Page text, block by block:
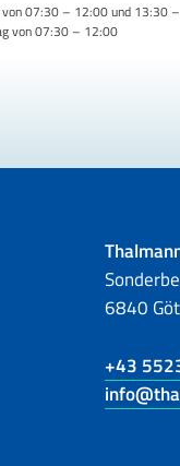
von 07:30 – 12:00 und 13:30
von 07:30 – 12:00
6840
+43